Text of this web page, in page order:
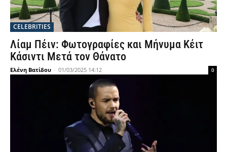
CELEBRITIES
Λίαμ Πέιν: Φωτογραφίες και Μήνυμα Κέιτ
Κάσιντι Μετά τον Θάνατο
Ελένη Βατίδου - 01/03/2025 14:12 0